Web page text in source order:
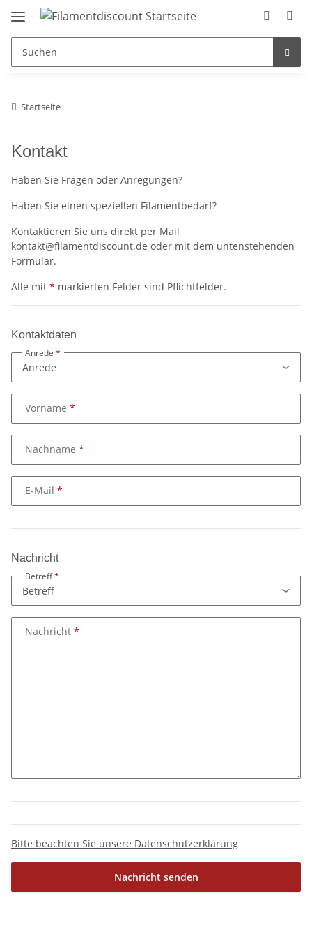
Startseite
Kontakt
Haben Sie Fragen oder Anregungen?
Haben Sie einen speziellen Filamentbedarf?
Kontaktieren Sie uns direkt per Mail
kontakt@filamentdiscount.de oder mit dem untenstehenden
Formular.
Alle mit * markierten Felder sind Pflichtfelder.
Kontaktdaten
Anrede
Vorname
Nachname
E-Mail
Nachricht
Betreff
Nachricht
Bitte beachten Sie unsere Datenschutzerklärung
Nachricht senden